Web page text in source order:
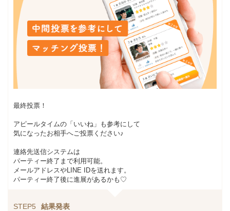
最終投票！
アピールタイムの「いいね」も参考にして
気になったお相手へご投票ください♪
連絡先送信システムは
パーティー終了まで利用可能。
メールアドレスやLINE IDを送れます。
パーティー終了後に進展があるかも♡
STEP5 結果発表